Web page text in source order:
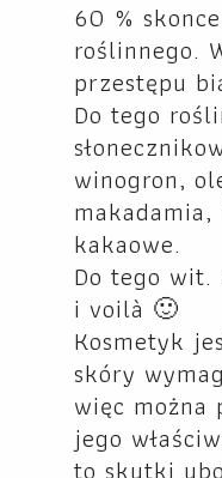
60 %
roślinnego.
przestępu
Do tego
winogron,
makadamia,
kakaowe.
Do tego
i voilà 🙂
Kosmetyk
skóry
więc można
jego
to skutki